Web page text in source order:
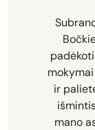
ir
mano